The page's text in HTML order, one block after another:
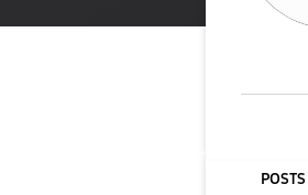
POSTS